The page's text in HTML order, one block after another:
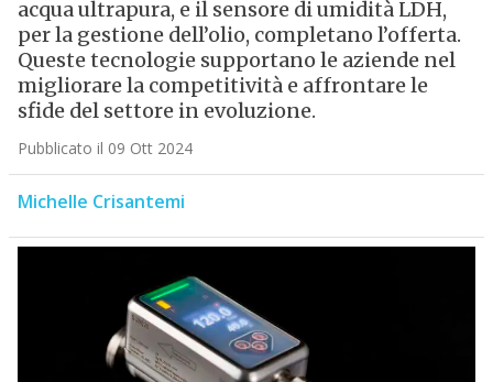
acqua ultrapura, e il sensore di umidità LDH,
per la gestione dell’olio, completano l’offerta.
Queste tecnologie supportano le aziende nel
migliorare la competitività e affrontare le
sfide del settore in evoluzione.
Pubblicato il 09 Ott 2024
Michelle Crisantemi